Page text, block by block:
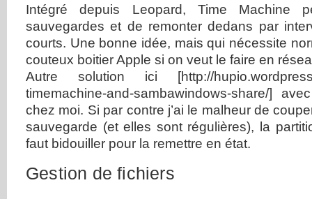
Intégré depuis Leopard, Time Machine
sauvegardes et de remonter dedans par
courts. Une bonne idée, mais qui nécessite
couteux boitier Apple si on veut le faire en
Autre solution ici [http://
timemachine-and-sambawindows-share/]
chez moi. Si par contre j’ai le malheur de
sauvegarde (et elles sont régulières), la
faut bidouiller pour la remettre en état.
Gestion de fichiers